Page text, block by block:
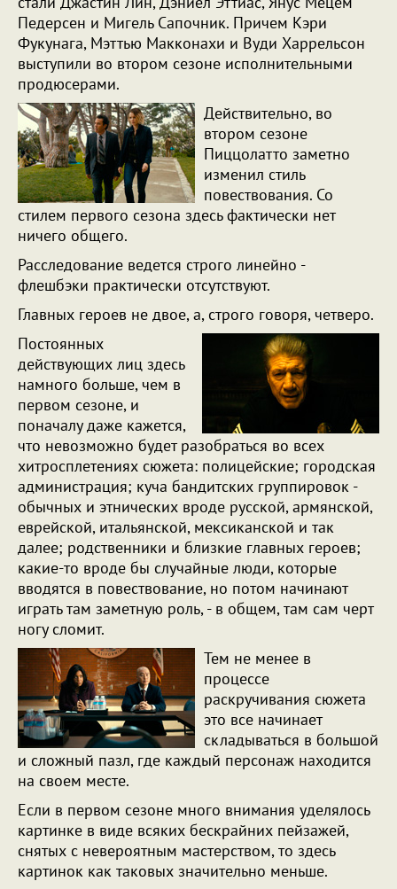
Педерсен и Мигель Сапочник. Причем Кэри
Фукунага, Мэттью Макконахи и Вуди Харрельсон
выступили во втором сезоне исполнительными
продюсерами.
Действительно, во
втором сезоне
Пиццолатто заметно
изменил стиль
повествования. Со
стилем первого сезона здесь фактически нет
ничего общего.
Расследование ведется строго линейно -
флешбэки практически отсутствуют.
Главных героев не двое, а, строго говоря, четверо.
Постоянных
действующих лиц здесь
намного больше, чем в
первом сезоне, и
поначалу даже кажется,
что невозможно будет разобраться во всех
хитросплетениях сюжета: полицейские; городская
администрация; куча бандитских группировок -
обычных и этнических вроде русской, армянской,
еврейской, итальянской, мексиканской и так
далее; родственники и близкие главных героев;
какие-то вроде бы случайные люди, которые
вводятся в повествование, но потом начинают
играть там заметную роль, - в общем, там сам черт
ногу сломит.
Тем не менее в
процессе
раскручивания сюжета
это все начинает
складываться в большой
и сложный пазл, где каждый персонаж находится
на своем месте.
Если в первом сезоне много внимания уделялось
картинке в виде всяких бескрайних пейзажей,
снятых с невероятным мастерством, то здесь
картинок как таковых значительно меньше.